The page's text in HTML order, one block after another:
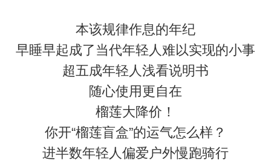
本该规律作息的年纪
早睡早起成了当代年轻人难以实现的小事
超五成年轻人浅看说明书
随心使用更自在
榴莲大降价！
你开“榴莲盲盒”的运气怎么样？
进半数年轻人偏爱户外慢跑骑行